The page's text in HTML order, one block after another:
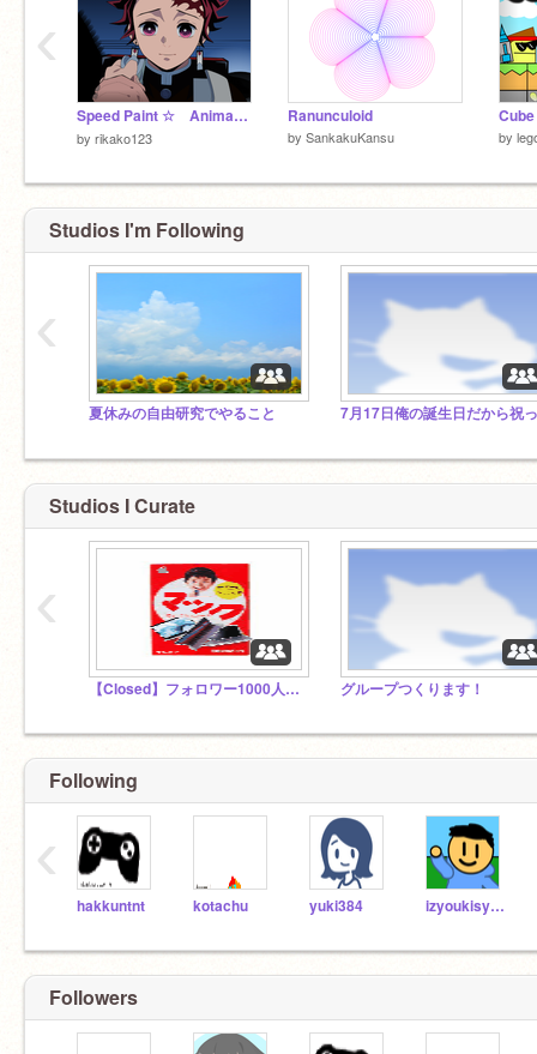
Speed Paint ☆ Animation Vector 鬼滅の刃
by rikako123
Ranunculoid
by SankakuKansu by
‹
Studios I'm Following
夏休みの自由研究でやること
‹
Studios I Curate
【Closed】フォロワー1000人突破記念！イントロコンテスト開催！‮ グループつくります！
‹
Following
hakkuntnt kotachu yuki384 izyoukisyou
‹
Followers